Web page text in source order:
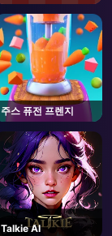
주스 퓨전 프렌지
Talkie AI